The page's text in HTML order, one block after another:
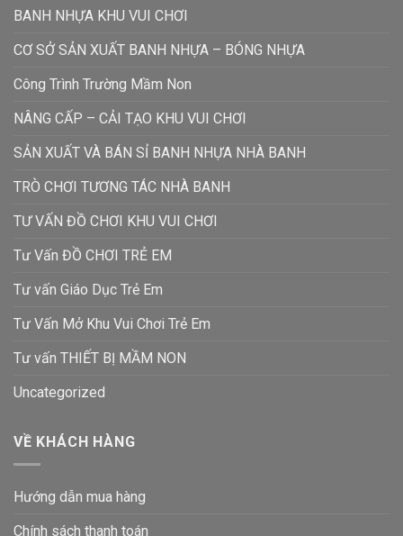
BANH NHỰA KHU VUI CHƠI
CƠ SỞ SẢN XUẤT BANH NHỰA – BÓNG NHỰA
Công Trình Trường Mầm Non
NÂNG CẤP – CẢI TẠO KHU VUI CHƠI
SẢN XUẤT VÀ BÁN SỈ BANH NHỰA NHÀ BANH
TRÒ CHƠI TƯƠNG TÁC NHÀ BANH
TƯ VẤN ĐỒ CHƠI KHU VUI CHƠI
Tư Vấn ĐỒ CHƠI TRẺ EM
Tư vấn Giáo Dục Trẻ Em
Tư Vấn Mở Khu Vui Chơi Trẻ Em
Tư vấn THIẾT BỊ MẦM NON
Uncategorized
VỀ KHÁCH HÀNG
Hướng dẫn mua hàng
Chính sách thanh toán